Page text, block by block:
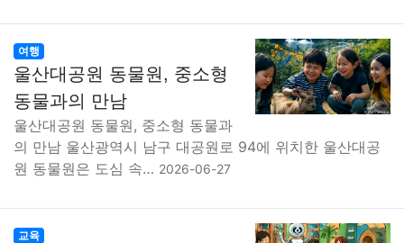
여행
울산대공원 동물원, 중소형
동물과의 만남
울산대공원 동물원, 중소형 동물과
의 만남 울산광역시 남구 대공원로 94에 위치한 울산대공
원 동물원은 도심 속… 2026-06-27
교육